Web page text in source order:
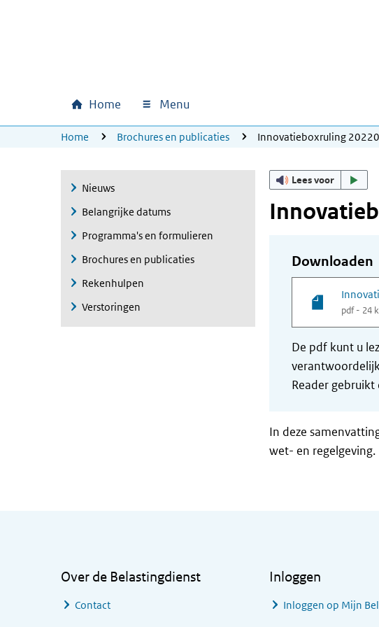
Hoofdnavigatie
Home Menu
U bevindt zich hier:
Home Brochures en publicaties Innovatieboxruling
Nieuws
Belangrijke datums
Programma's en formulieren
Brochures en publicaties
Rekenhulpen
Verstoringen
Lees voor
Downloaden
pdf - 24
De pdf kunt u
Reader
In deze
wet- en regelgeving.
Over de Belastingdienst
Contact
Inloggen
Inloggen op Mijn